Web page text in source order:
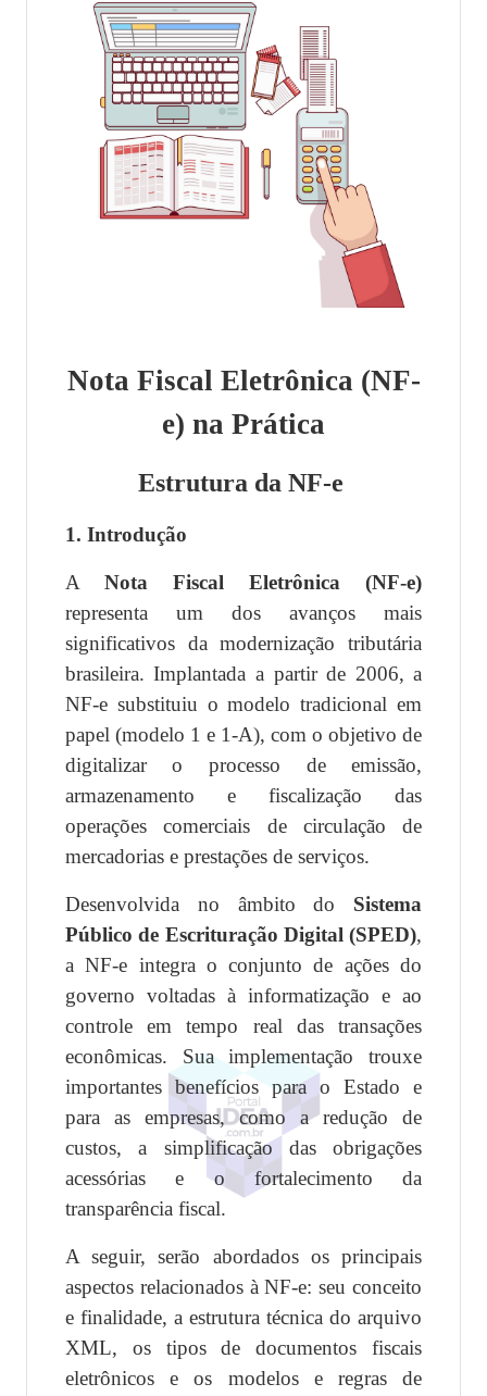
Nota Fiscal Eletrônica (NF-
e) na Prática
Estrutura da NF-e
1. Introdução
A Nota Fiscal Eletrônica (NF-e)
representa um dos avanços mais
significativos da modernização tributária
brasileira. Implantada a partir de 2006, a
NF-e substituiu o modelo tradicional em
papel (modelo 1 e 1-A), com o objetivo de
digitalizar o processo de emissão,
armazenamento e fiscalização das
operações comerciais de circulação de
mercadorias e prestações de serviços.
Desenvolvida no âmbito do Sistema
Público de Escrituração Digital (SPED),
a NF-e integra o conjunto de ações do
governo voltadas à informatização e ao
controle em tempo real das transações
econômicas. Sua implementação trouxe
importantes benefícios para o Estado e
para as empresas, como a redução de
custos, a simplificação das obrigações
acessórias e o fortalecimento da
transparência fiscal.
A seguir, serão abordados os principais
aspectos relacionados à NF-e: seu conceito
e finalidade, a estrutura técnica do arquivo
XML, os tipos de documentos fiscais
eletrônicos e os modelos e regras de